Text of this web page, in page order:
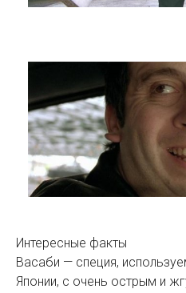
Интересные факты
Васаби — специя,
Японии, с очень острым и